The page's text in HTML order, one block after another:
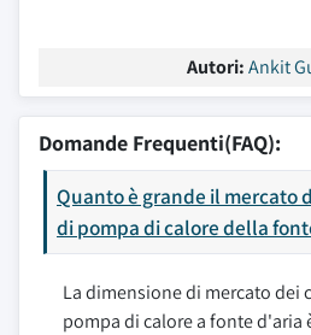
Autori:Ankit
Domande Frequenti(FAQ):
Quanto è grande il mercato
di pompa di calore della
La dimensione di mercato dei
pompa di calore a fonte d'aria